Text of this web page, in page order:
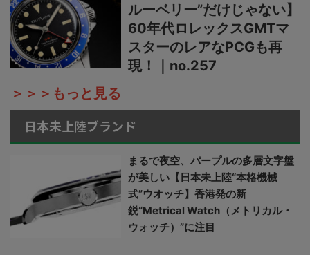
ルーベリー”だけじゃない】
60年代ロレックスGMTマ
スターのレアなPCGも再
現！｜no.257
＞＞＞もっと見る
日本未上陸ブランド
まるで夜空、パープルの多層文字盤
が美しい【日本未上陸“本格機械
式”ウオッチ】香港発の新
鋭“Metrical Watch（メトリカル・
ウォッチ）”に注目